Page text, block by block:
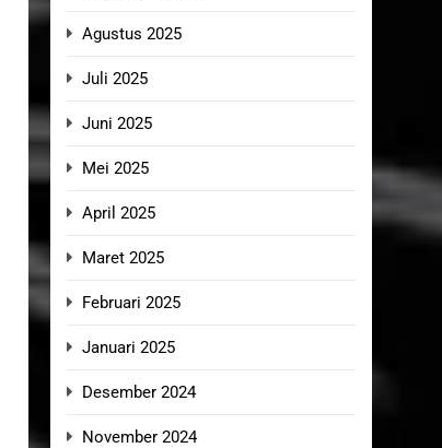
Agustus 2025
Juli 2025
Juni 2025
Mei 2025
April 2025
Maret 2025
Februari 2025
Januari 2025
Desember 2024
November 2024